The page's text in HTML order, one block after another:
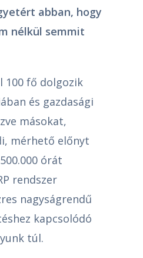
abban, hogy
nélkül semmit
100 fő dolgozik
és gazdasági
másokat,
mérhető előnyt
órát
rendszer
nagyságrendű
kapcsolódó
túl.